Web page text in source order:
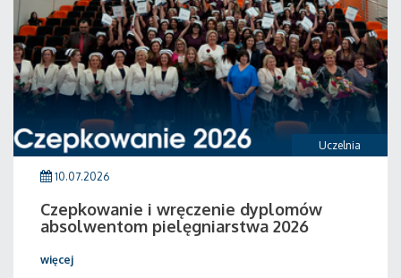
Uczelnia
10.07.2026
Czepkowanie i wręczenie dyplomów
absolwentom pielęgniarstwa 2026
więcej